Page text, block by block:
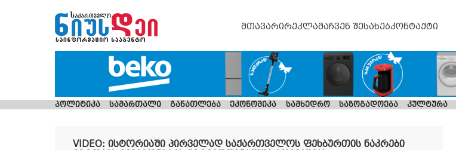
მთავარირეკლამაჩვენ შესახებკონტაქტი
პოლიტიკა სამართალი განათლება ეკონომიკა სამხედრო საზოგადოება კულტურა
VIDEO: ისტორიაში პირველად საქართველოს ფეხბურთის ნაკრები